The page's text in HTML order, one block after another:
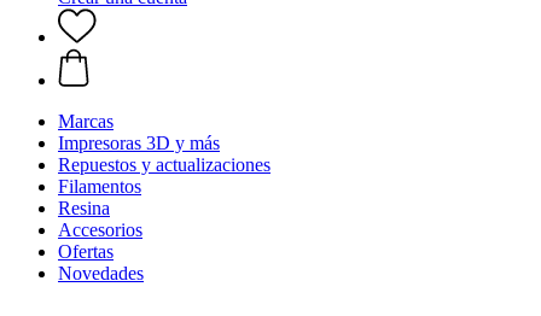
Marcas
Impresoras 3D y más
Repuestos y actualizaciones
Filamentos
Resina
Accesorios
Ofertas
Novedades